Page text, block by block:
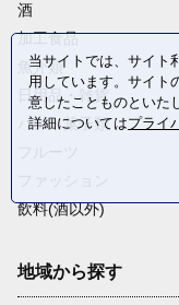
酒
加工食品
魚介類
日用品・雑貨
パン・菓子類
飲料(酒以外)
地域から探す
当サイトでは、サイト
用しています。サイト
意したことものといた
詳細についてはプライ